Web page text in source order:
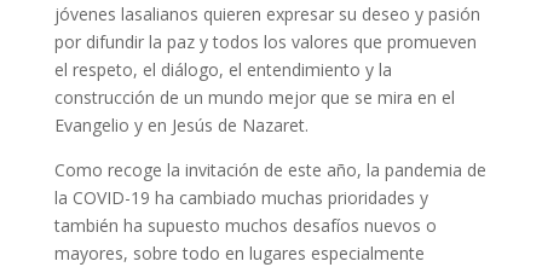
jóvenes lasalianos quieren expresar su deseo y pasión
por difundir la paz y todos los valores que promueven
el respeto, el diálogo, el entendimiento y la
construcción de un mundo mejor que se mira en el
Evangelio y en Jesús de Nazaret.
Como recoge la invitación de este año, la pandemia de
la COVID-19 ha cambiado muchas prioridades y
también ha supuesto muchos desafíos nuevos o
mayores, sobre todo en lugares especialmente